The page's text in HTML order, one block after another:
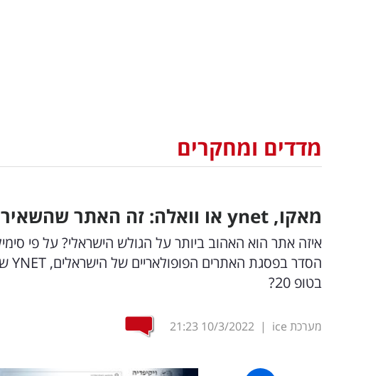
מדדים ומחקרים
מאקו, ynet או וואלה: זה האתר
איזה אתר הוא האהוב ביותר על הגולש הישראלי? על פי
בטופ 20?
מערכת ice |
10/3/2022
21:23